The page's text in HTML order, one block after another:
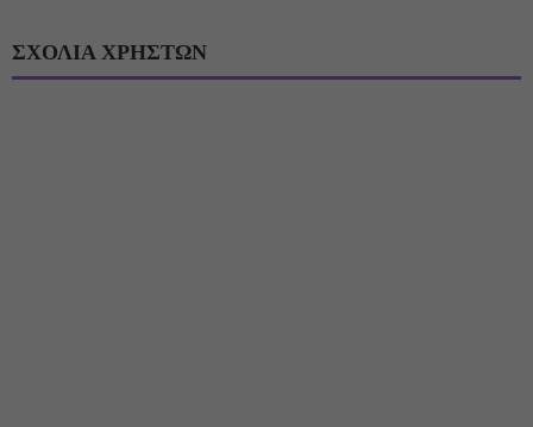
ΣΧΟΛΙΑ ΧΡΗΣΤΩΝ